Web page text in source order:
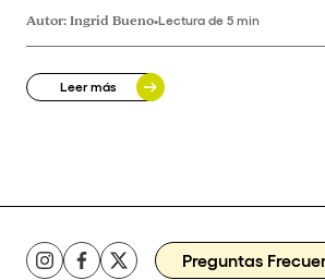
Autor:Ingrid Bueno•Lectura de 5 min
Leer más
Preguntas